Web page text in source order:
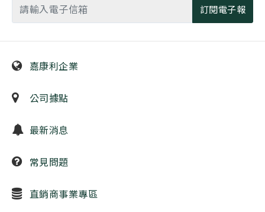
訂閱電子報
嘉康利企業
公司據點
最新消息
常見問題
直銷商事業專區